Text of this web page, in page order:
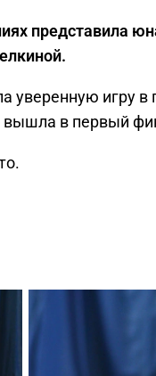
представила
игру в
вышла в первый